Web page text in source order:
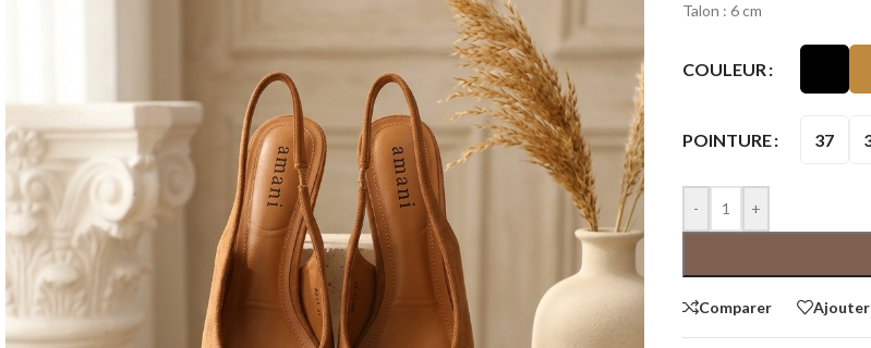
Talon : 6 cm
COULEUR
POINTURE 37
- +
Comparer Ajouter